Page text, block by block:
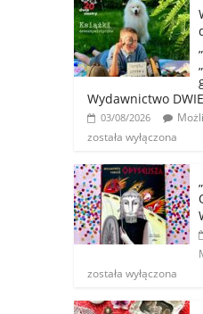
Wydawnictwo
03/08/2026
została wyłączona
została wyłączona